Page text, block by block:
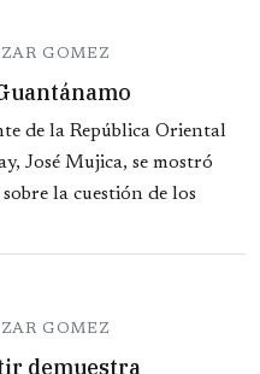
GOMEZ
de la República Oriental
José Mujica, se mostró
la cuestión de los
GOMEZ
demuestra